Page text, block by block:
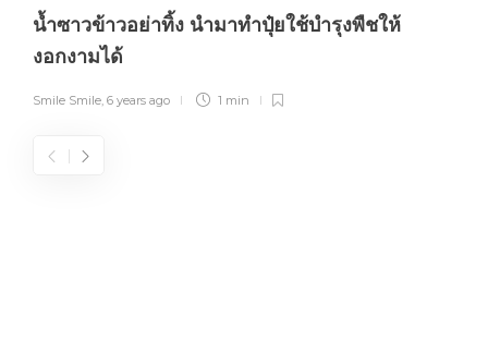
น้ำซาวข้าวอย่าทิ้ง นำมาทำปุ๋ยใช้บำรุงพืชให้
งอกงามได้
Smile Smile 6 years ago 1 min